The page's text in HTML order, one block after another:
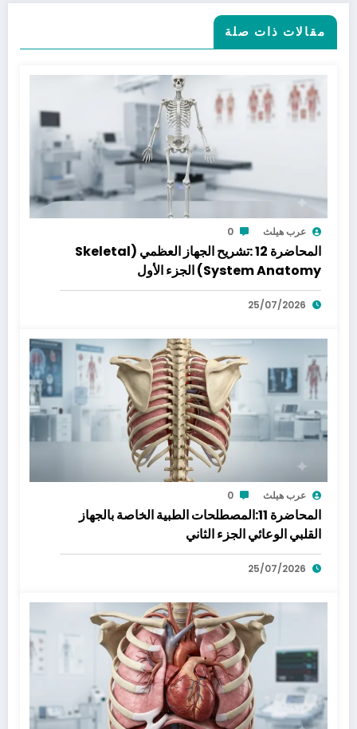
مقالات ذات صلة
عرب هيلث 0
المحاضرة 12 :تشريح الجهاز العظمي (Skeletal
System Anatomy) الجزء الأول
25/07/2026
عرب هيلث 0
المحاضرة 11:المصطلحات الطبية الخاصة بالجهاز
القلبي الوعائي الجزء الثاني
25/07/2026